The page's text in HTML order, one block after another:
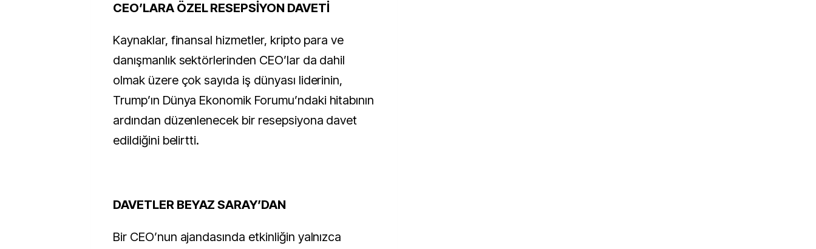
CEO’LARA ÖZEL RESEPSİYON DAVETİ
Kaynaklar, finansal hizmetler, kripto para ve
danışmanlık sektörlerinden CEO’lar da dahil
olmak üzere çok sayıda iş dünyası liderinin,
Trump’ın Dünya Ekonomik Forumu’ndaki hitabının
ardından düzenlenecek bir resepsiyona davet
edildiğini belirtti.
DAVETLER BEYAZ SARAY’DAN
Bir CEO’nun ajandasında etkinliğin yalnızca